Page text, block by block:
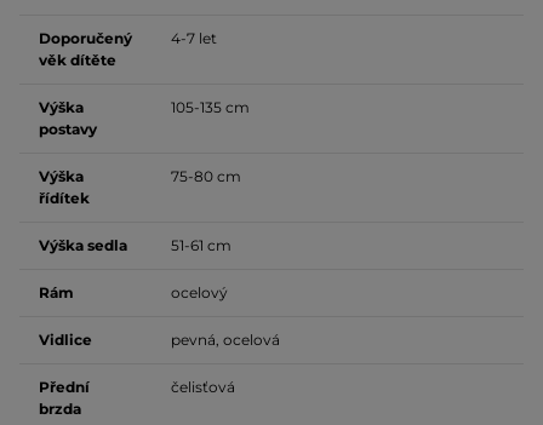
Doporučený
věk dítěte
4-7 let
Výška
postavy
105-135 cm
Výška
řídítek
75-80 cm
Výška sedla 51-61 cm
Rám ocelový
Vidlice pevná, ocelová
Přední
brzda
čelisťová